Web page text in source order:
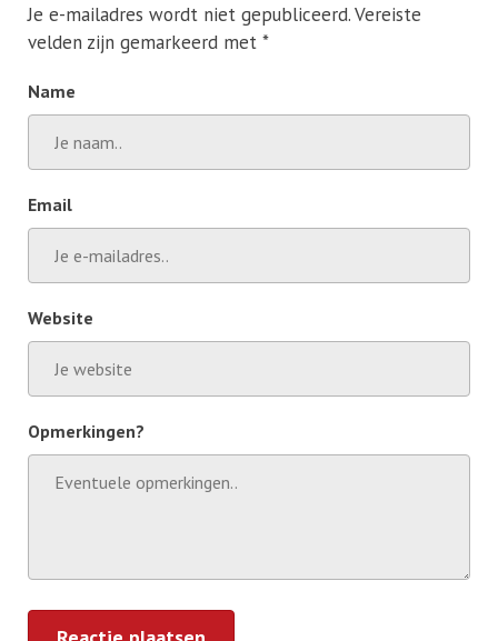
Je e-mailadres wordt niet gepubliceerd.Vereiste
velden zijn gemarkeerd met *
Name
Email
Website
Opmerkingen?